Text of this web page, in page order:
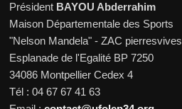
Président BAYOU Abderrahim
Maison Départementale des Sports
"Nelson Mandela" - ZAC pierresvives
Esplanade de l'Egalité BP 7250
34086 Montpellier Cedex 4
Tél : 04 67 67 41 63